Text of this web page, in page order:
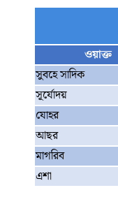
ওয়াক্ত
সুবহে সাদিক
সূর্যোদয়
যোহর
আছর
মাগরিব
এশা